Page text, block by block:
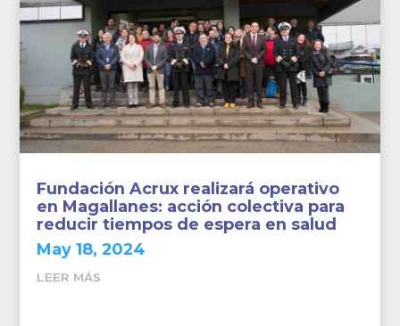
Fundación Acrux realizará operativo
en Magallanes: acción colectiva para
reducir tiempos de espera en salud
May 18, 2024
LEER MÁS